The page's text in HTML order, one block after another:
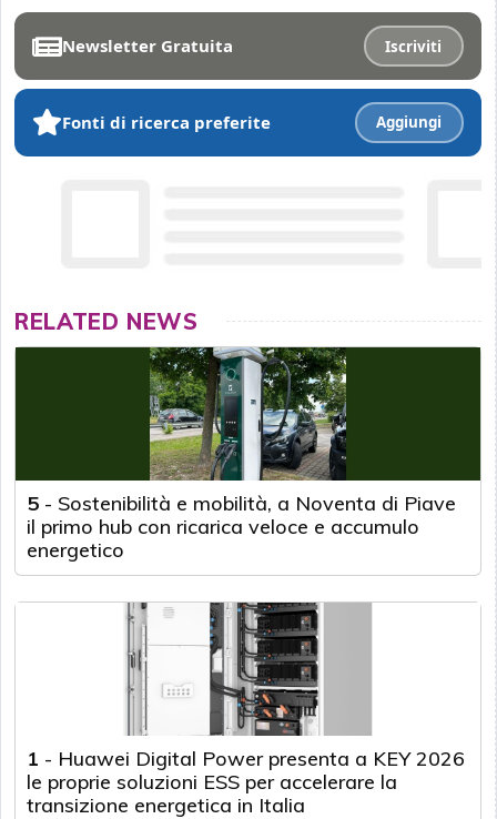
Newsletter Gratuita Iscriviti
Fonti di ricerca preferite Aggiungi
RELATED NEWS
5 - Sostenibilità e mobilità, a Noventa di Piave
il primo hub con ricarica veloce e accumulo
energetico
1 - Huawei Digital Power presenta a KEY 2026
le proprie soluzioni ESS per accelerare la
transizione energetica in Italia